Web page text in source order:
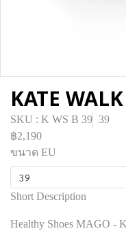
KATE
SKU : K WS B 39 39
฿2,190
ขนาด EU
39
Short Description
Healthy Shoes MAGO -